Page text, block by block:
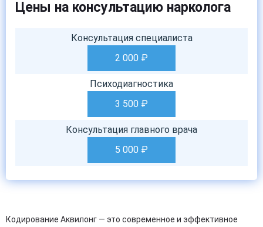
Цены на консультацию нарколога
Консультация специалиста
2 000 ₽
Психодиагностика
3 500 ₽
Консультация главного врача
5 000 ₽
Кодирование Аквилонг — это современное и эффективное